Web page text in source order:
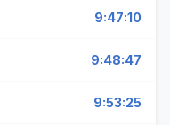
9:47:10
9:48:47
9:53:25